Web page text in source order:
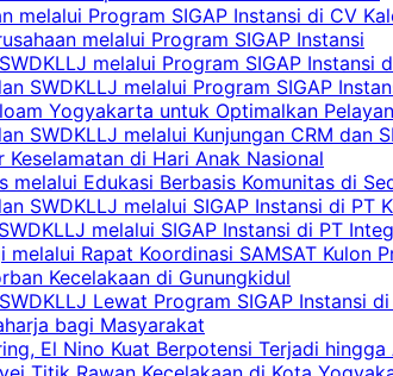
melalui Program SIGAP Instansi di CV
melalui Program SIGAP Instansi
melalui Program SIGAP Instansi
SWDKLLJ melalui Program SIGAP
Yogyakarta untuk Optimalkan
SWDKLLJ melalui Kunjungan CRM dan
di Hari Anak Nasional
Edukasi Berbasis Komunitas di
SWDKLLJ melalui SIGAP Instansi di PT
melalui SIGAP Instansi di PT
melalui Rapat Koordinasi SAMSAT Kulon
Kecelakaan di Gunungkidul
Lewat Program SIGAP Instansi
bagi Masyarakat
El Nino Kuat Berpotensi Terjadi hingga